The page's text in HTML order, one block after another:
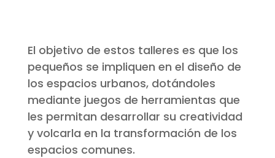
El objetivo de estos talleres es que los
pequeños se impliquen en el diseño de
los espacios urbanos, dotándoles
mediante juegos de herramientas que
les permitan desarrollar su creatividad
y volcarla en la transformación de los
espacios comunes.